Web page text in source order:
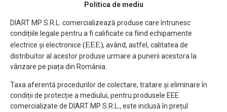
Politica de mediu
DIART MP S.R.L. comercializează produse care întrunesc
condițiile legale pentru a fi calificate ca fiind echipamente
electrice și electronice (EEE), având, astfel, calitatea de
distribuitor al acestor produse urmare a punerii acestora la
vânzare pe piața din România.
Taxa aferentă procedurilor de colectare, tratare și eliminare în
condiții de protecție a mediului, pentru produsele EEE
comercializate de DIART MP S.R.L., este inclusă în prețul